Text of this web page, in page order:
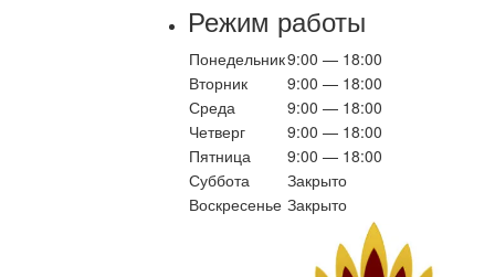
Режим работы
Понедельник9:00 — 18:00
Вторник
9:00 — 18:00
Среда
9:00 — 18:00
Четверг
9:00 — 18:00
Пятница
9:00 — 18:00
Суббота
Закрыто
Воскресенье Закрыто